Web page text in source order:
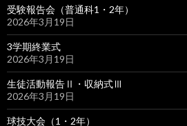
受験報告会（普通科1・2年）
2026年3月19日
3学期終業式
2026年3月19日
生徒活動報告Ⅱ・収納式Ⅲ
2026年3月19日
球技大会（1・2年）